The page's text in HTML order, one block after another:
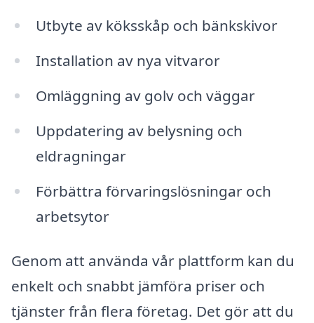
Utbyte av köksskåp och bänkskivor
Installation av nya vitvaror
Omläggning av golv och väggar
Uppdatering av belysning och
eldragningar
Förbättra förvaringslösningar och
arbetsytor
Genom att använda vår plattform kan du
enkelt och snabbt jämföra priser och
tjänster från flera företag. Det gör att du